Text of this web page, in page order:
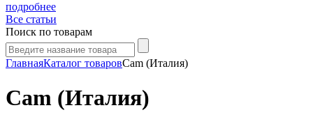
подробнее
Все статьи
Поиск по товарам
ГлавнаяКаталог товаровCam (Италия)
Cam (Италия)